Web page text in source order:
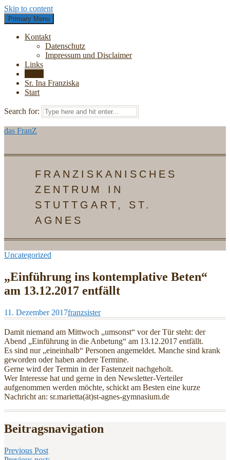
Skip to content
Primary Menu
Kontakt
Datenschutz
Impressum und Disclaimer
Links
Sr. Ina Franziska
Start
Search for:
das FranZ
FRANZISKANISCHES
ZENTRUM IN
STUTTGART, ST.
AGNES
Uncategorized
„Einführung ins kontemplative Beten“
am 13.12.2017 entfällt
11. Dezember 2017franzsister
Damit niemand am Mittwoch „umsonst“ vor der Tür steht: der
Abend „Einführung in die Anbetung“ am 13.12.2017 entfällt.
Es sind nur „eineinhalb“ Personen angemeldet. Manche sind krank
geworden oder haben andere Termine.
Gerne wird der Termin in der Fastenzeit nachgeholt.
Wer Interesse hat und gerne in den Newsletter-Verteiler
aufgenommen werden möchte, schickt am Besten eine kurze
Nachricht an: sr.marietta(ät)st-agnes-gymnasium.de
Beitragsnavigation
Previous Post